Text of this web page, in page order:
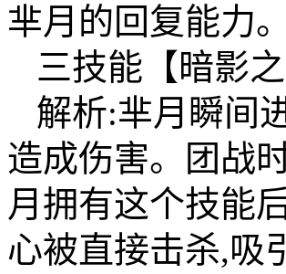
芈月的回复能力。
三技能【暗影之
解析:芈月瞬间
造成伤害。团战
月拥有这个技能
心被直接击杀,吸